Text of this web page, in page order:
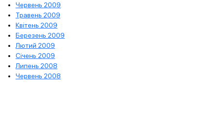
Червень 2009
Травень 2009
Квітень 2009
Березень 2009
Лютий 2009
Січень 2009
Липень 2008
Червень 2008